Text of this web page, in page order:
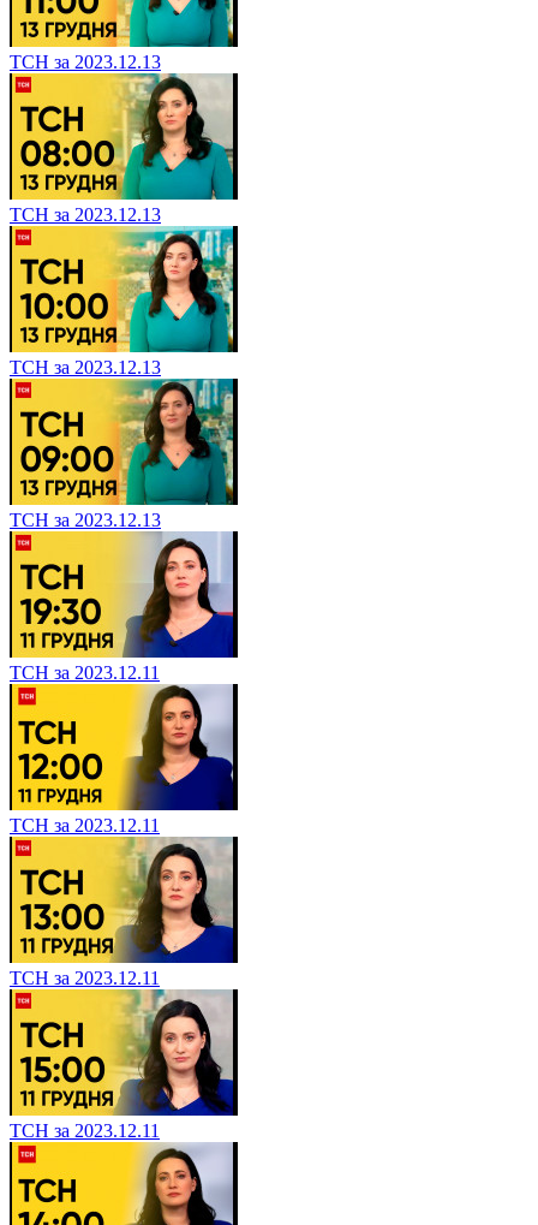
ТСН за 2023.12.13
ТСН за 2023.12.13
ТСН за 2023.12.13
ТСН за 2023.12.13
ТСН за 2023.12.11
ТСН за 2023.12.11
ТСН за 2023.12.11
ТСН за 2023.12.11